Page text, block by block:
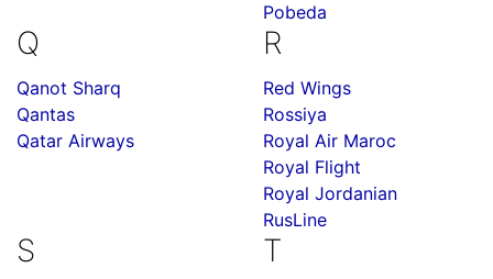
Pobeda
Q
Qanot Sharq
Qantas
Qatar Airways
R
Red Wings
Rossiya
Royal Air Maroc
Royal Flight
Royal Jordanian
RusLine
S T